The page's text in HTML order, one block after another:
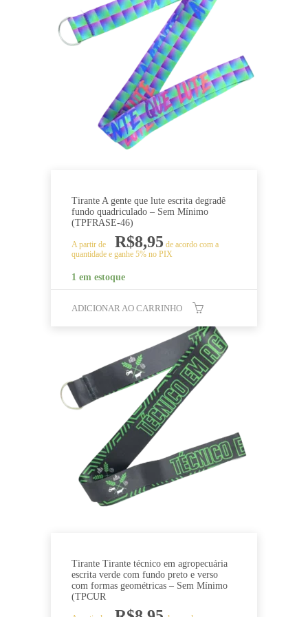
Tirante A gente que lute escrita degradê
fundo quadriculado – Sem Mínimo
(TPFRASE-46)
A partir de R$8,95 de acordo com a
quantidade e ganhe 5% no PIX
1 em estoque
ADICIONAR AO CARRINHO
Tirante Tirante técnico em agropecuária
escrita verde com fundo preto e verso
com formas geométricas – Sem Mínimo
(TPCUR